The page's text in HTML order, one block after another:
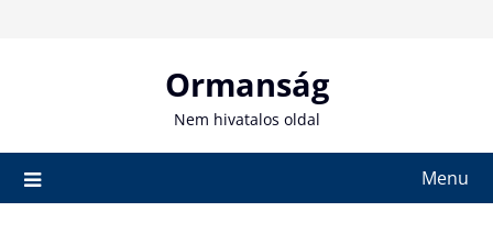
Ormanság
Nem hivatalos oldal
Menu